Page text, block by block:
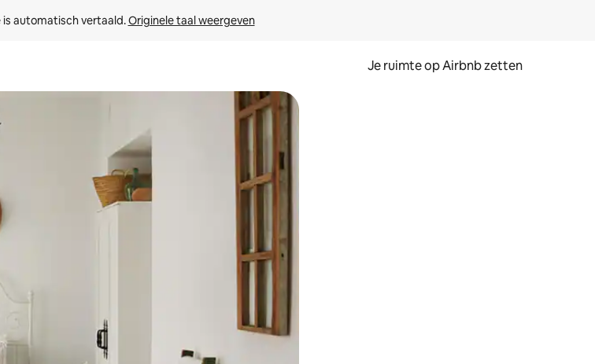
automatisch vertaald. Originele taal weergeven
Je ruimte op Airbnb zetten
omhoog en omlaag, óf door te tikken of swipen.